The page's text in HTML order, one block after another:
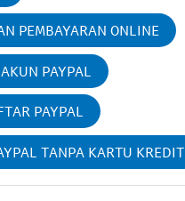
PEMBAYARAN ONLINE
PAYPAL
PAYPAL
TANPA KARTU KREDIT